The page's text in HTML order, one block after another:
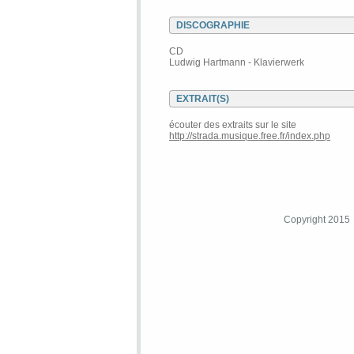
DISCOGRAPHIE
CD
Ludwig Hartmann - Klavierwerk
EXTRAIT(S)
écouter des extraits sur le site
http://strada.musique.free.fr/index.php
Copyright 2015